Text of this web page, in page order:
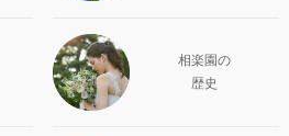
相楽園の
歴史